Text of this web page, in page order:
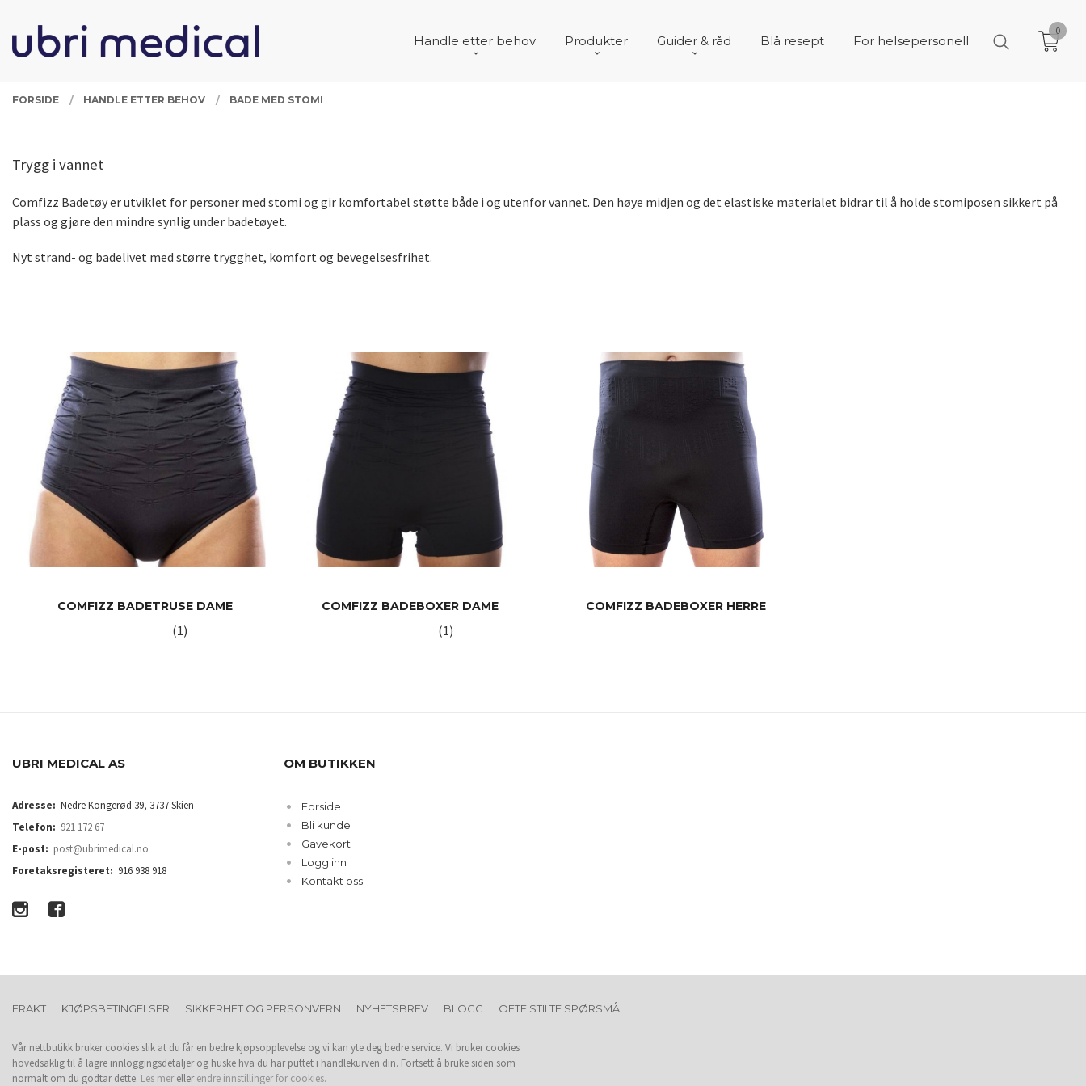
innholdet
PRODUKTER
Handle etter behov Produkter Guider & råd Blå resept For helsepersonell
0
FORSIDE HANDLE ETTER BEHOV BADE MED STOMI
Trygg i vannet
Comfizz Badetøy er utviklet for personer med stomi og gir komfortabel støtte både i og utenfor vannet. Den høye midjen og det elastiske materialet bidrar til å holde stomiposen sikkert på
plass og gjøre den mindre synlig under badetøyet.
Nyt strand- og badelivet med større trygghet, komfort og bevegelsesfrihet.
COMFIZZ BADETRUSE DAME
(1)
COMFIZZ BADEBOXER DAME
(1)
COMFIZZ BADEBOXER HERRE
UBRI MEDICAL AS
Adresse: Nedre Kongerød 39, 3737 Skien
Telefon: 921 172 67
E-post: post@ubrimedical.no
Foretaksregisteret: 916 938 918
OM BUTIKKEN
Forside
Bli kunde
Gavekort
Logg inn
Kontakt oss
FRAKT KJØPSBETINGELSER SIKKERHET OG PERSONVERN NYHETSBREV BLOGG OFTE STILTE SPØRSMÅL
Vår nettbutikk bruker cookies slik at du får en bedre kjøpsopplevelse og vi kan yte deg bedre service. Vi bruker cookies
hovedsaklig til å lagre innloggingsdetaljer og huske hva du har puttet i handlekurven din. Fortsett å bruke siden som
normalt om du godtar dette. Les mer ellerendre innstillinger for cookies.